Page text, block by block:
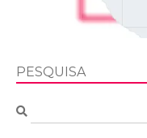
PESQUISA